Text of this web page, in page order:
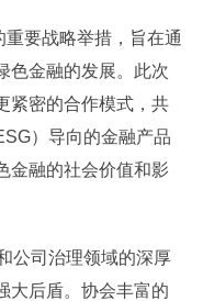
要战略举措，旨在通
色金融的发展。此次
紧密的合作模式，共
）导向的金融产品
金融的社会价值和影
公司治理领域的深厚
大后盾。协会丰富的